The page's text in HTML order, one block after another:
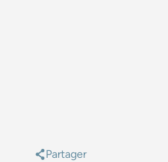
Partager